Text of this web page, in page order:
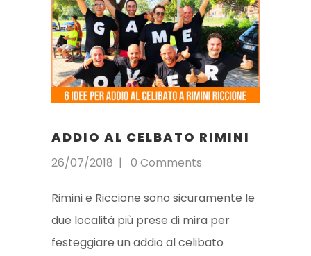
ADDIO AL CELBATO RIMINI
26/07/2018 0 Comments
Rimini e Riccione sono sicuramente le
due località più prese di mira per
festeggiare un addio al celibato